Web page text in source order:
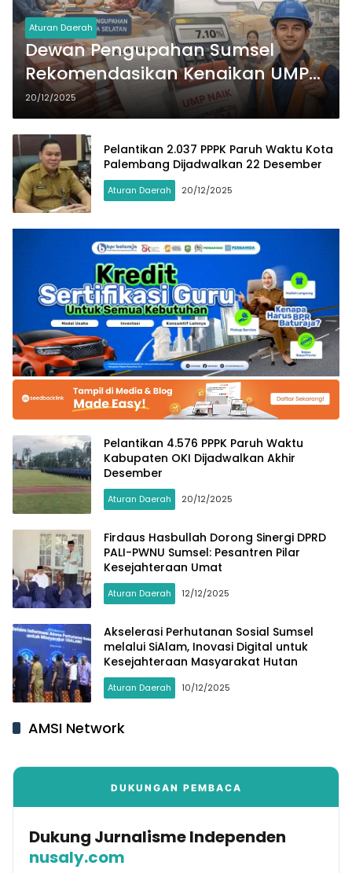
Aturan Daerah
Dewan Pengupahan Sumsel
Rekomendasikan Kenaikan UMP
2026 Sebesar 7,10 Persen
20/12/2025
Pelantikan 2.037 PPPK Paruh Waktu Kota
Palembang Dijadwalkan 22 Desember
Aturan Daerah 20/12/2025
Pelantikan 4.576 PPPK Paruh Waktu
Kabupaten OKI Dijadwalkan Akhir
Desember
Aturan Daerah 20/12/2025
Firdaus Hasbullah Dorong Sinergi DPRD
PALI-PWNU Sumsel: Pesantren Pilar
Kesejahteraan Umat
Aturan Daerah 12/12/2025
Akselerasi Perhutanan Sosial Sumsel
melalui SiAlam, Inovasi Digital untuk
Kesejahteraan Masyarakat Hutan
Aturan Daerah 10/12/2025
AMSI Network
DUKUNGAN PEMBACA
Dukung Jurnalisme Independen
nusaly.com